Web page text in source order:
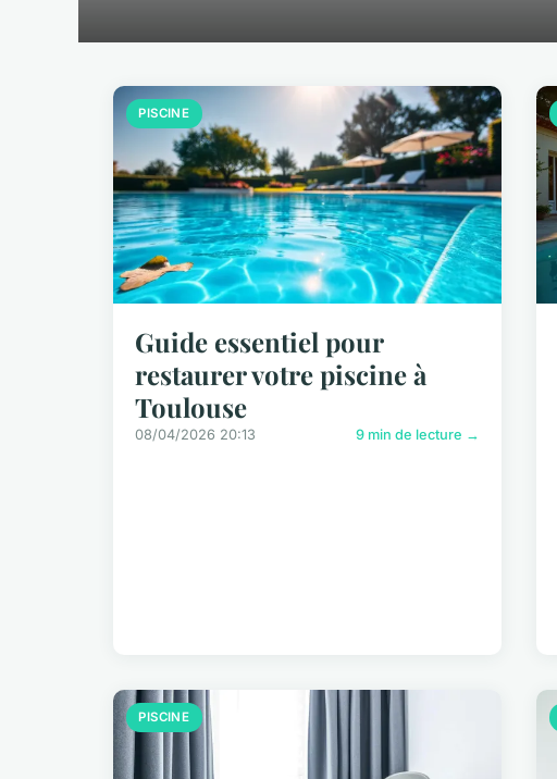
PISCINE
Guide essentiel pour
restaurer votre piscine à
Toulouse
08/04/2026 20:13 9 min de lecture →
PISCINE